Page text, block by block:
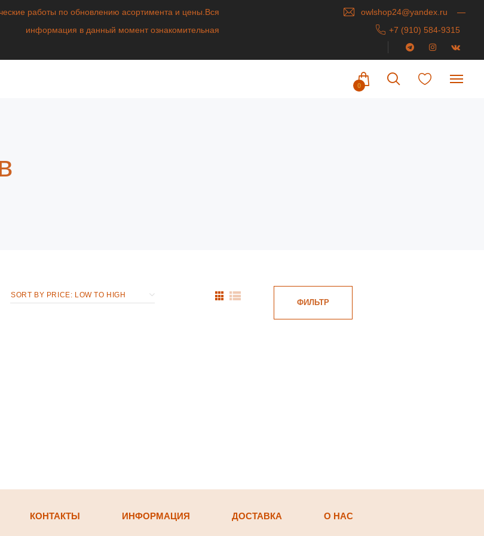
работы по обновлению асортимента и цены.Вся
информация в данный момент ознакомительная
owlshop24@yandex.ru
+7 (910) 584-9315
0
ФИЛЬТР
КОНТАКТЫ ИНФОРМАЦИЯ ДОСТАВКА О НАС